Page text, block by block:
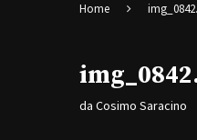
Home
da Cosimo Saracino